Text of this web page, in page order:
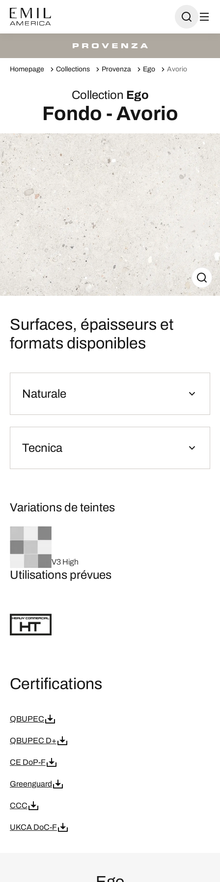
Homepage Collections Provenza Ego Avorio
Collection Ego
Fondo - Avorio
Surfaces, épaisseurs et
formats disponibles
Naturale
Tecnica
Variations de teintes
V3 High
Utilisations prévues
Certifications
QBUPEC
QBUPEC D+
CE DoP-F
Greenguard
CCC
UKCA DoC-F